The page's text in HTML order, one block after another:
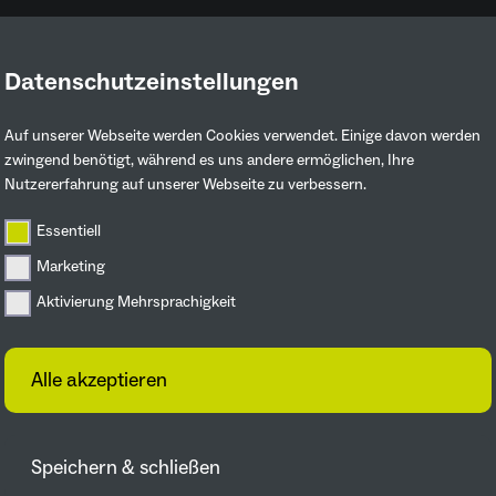
Datenschutzeinstellungen
Auf unserer Webseite werden Cookies verwendet. Einige davon werden
zwingend benötigt, während es uns andere ermöglichen, Ihre
Nutzererfahrung auf unserer Webseite zu verbessern.
Essentiell
Marketing
Aktivierung Mehrsprachigkeit
Alle akzeptieren
Speichern & schließen